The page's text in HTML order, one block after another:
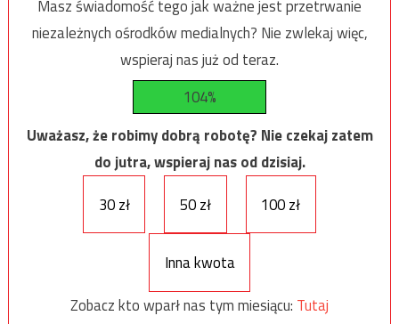
Masz świadomość tego jak ważne jest przetrwanie
niezależnych ośrodków medialnych? Nie zwlekaj więc,
wspieraj nas już od teraz.
104%
Uważasz, że robimy dobrą robotę? Nie czekaj zatem
do jutra, wspieraj nas od dzisiaj.
30 zł
50 zł 100 zł
Inna kwota
Zobacz kto wparł nas tym miesiącu: Tutaj